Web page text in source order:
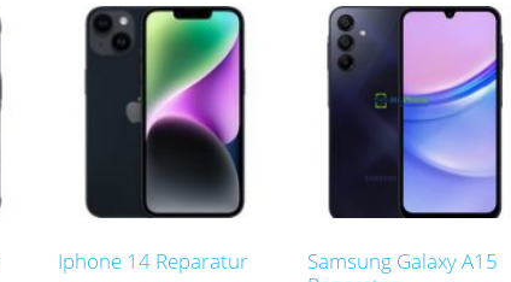
Iphone 14 Reparatur
Samsung Galaxy A15